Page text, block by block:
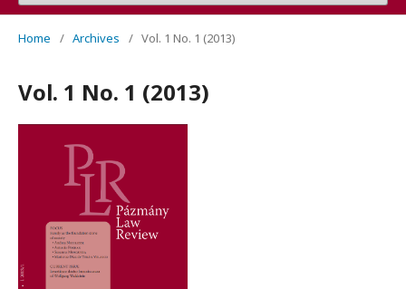
Home / Archives / Vol. 1 No. 1 (2013)
Vol. 1 No. 1 (2013)